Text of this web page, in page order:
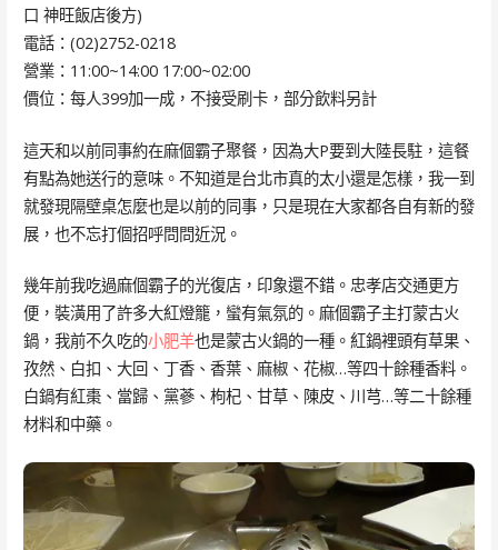
口 神旺飯店後方)
電話：(02)2752-0218
營業：11:00~14:00 17:00~02:00
價位：每人399加一成，不接受刷卡，部分飲料另計
這天和以前同事約在麻個霸子聚餐，因為大P要到大陸長駐，這餐
有點為她送行的意味。不知道是台北市真的太小還是怎樣，我一到
就發現隔壁桌怎麼也是以前的同事，只是現在大家都各自有新的發
展，也不忘打個招呼問問近況。
幾年前我吃過麻個霸子的光復店，印象還不錯。忠孝店交通更方
便，裝潢用了許多大紅燈籠，蠻有氣氛的。麻個霸子主打蒙古火
鍋，我前不久吃的小肥羊也是蒙古火鍋的一種。紅鍋裡頭有草果、
孜然、白扣、大回、丁香、香葉、麻椒、花椒…等四十餘種香料。
白鍋有紅棗、當歸、黨蔘、枸杞、甘草、陳皮、川芎…等二十餘種
材料和中藥。